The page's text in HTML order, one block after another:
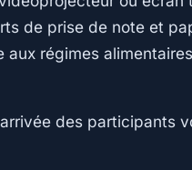
de prise de note et
aux régimes
des participants